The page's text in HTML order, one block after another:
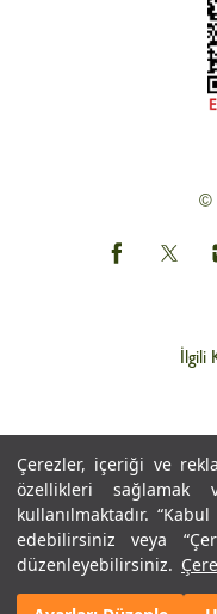
Çerezler, içeriği ve
özellikleri
kullanılmaktadır.
edebilirsiniz veya
düzenleyebilirsiniz.
©
İlgili
Kişisel Verilerin